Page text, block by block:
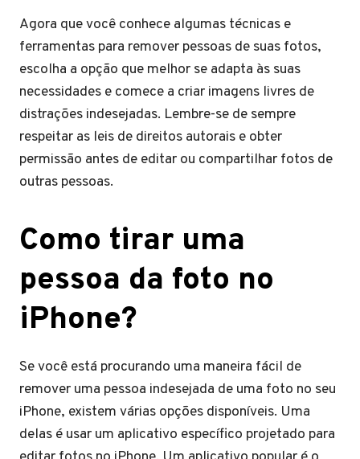
Agora que você conhece algumas técnicas e
ferramentas para remover pessoas de suas fotos,
escolha a opção que melhor se adapta às suas
necessidades e comece a criar imagens livres de
distrações indesejadas. Lembre-se de sempre
respeitar as leis de direitos autorais e obter
permissão antes de editar ou compartilhar fotos de
outras pessoas.
Como tirar uma
pessoa da foto no
iPhone?
Se você está procurando uma maneira fácil de
remover uma pessoa indesejada de uma foto no seu
iPhone, existem várias opções disponíveis. Uma
delas é usar um aplicativo específico projetado para